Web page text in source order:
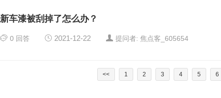
新车漆被刮掉了怎么办？
0 回答 2021-12-22 提问者: 焦点客_605654
<< 1 2 3 4 5 6